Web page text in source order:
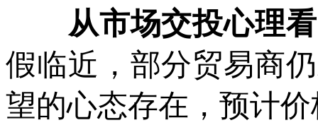
从市场交投心理
假临近，部分贸易商
望的心态存在，预计